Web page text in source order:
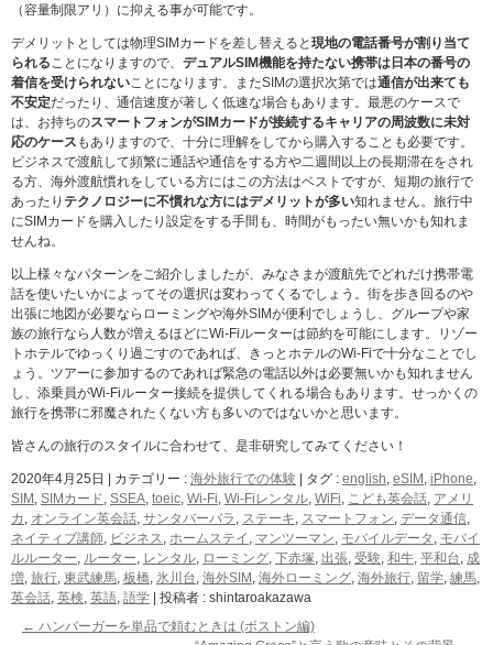
（容量制限アリ）に抑える事が可能です。
デメリットとしては物理SIMカードを差し替えると 現地の電話番号が割り当て
られる ことになりますので、 デュアルSIM機能を持たない携帯は日本の番号の
着信を受けられない ことになります。またSIMの選択次第では通信が出来ても
不安定だったり、通信速度が著しく低速な場合もあります。最悪のケースで
は、お持ちのスマートフォンがSIMカードが接続するキャリアの周波数に未対
応のケース もありますので、十分に理解をしてから購入することも必要です。
ビジネスで渡航して頻繁に通話や通信をする方や二週間以上の長期滞在をされ
る方、海外渡航慣れをしている方にはこの方法はベストですが、短期の旅行で
あったり テクノロジーに不慣れな方にはデメリットが多い知れません。旅行中
にSIMカードを購入したり設定をする手間も、時間がもったい無いかも知れま
せんね。
以上様々なパターンをご紹介しましたが、みなさまが渡航先でどれだけ携帯電
話を使いたいかによってその選択は変わってくるでしょう。街を歩き回るのや
出張に地図が必要ならローミングや海外SIMが便利でしょうし、グループや家
族の旅行なら人数が増えるほどにWi-Fiルーターは節約を可能にします。リゾー
トホテルでゆっくり過ごすのであれば、きっとホテルのWi-Fiで十分なことでし
ょう。ツアーに参加するのであれば緊急の電話以外は必要無いかも知れません
し、添乗員がWi-Fiルーター接続を提供してくれる場合もあります。せっかくの
旅行を携帯に邪魔されたくない方も多いのではないかと思います。
皆さんの旅行のスタイルに合わせて、是非研究してみてください！
2020年4月25日 | カテゴリー : 海外旅行での体験 | タグ : english eSIM iPhone
SIM SIMカード SSEA toeic Wi-Fi Wi-Fiレンタル WiFi こども英会話 アメリ
カ
オンライン英会話 サンタバーバラ ステーキ スマートフォン データ通信
ネイティブ講師 ビジネス ホームステイ マンツーマン モバイルデータ
モバイ
ルルーター
ルーター レンタル ローミング 下赤塚 出張 受験 和牛 平和台 成
増 旅行 東武練馬 板橋 氷川台 海外SIM 海外ローミング 海外旅行 留学 練馬
英会話 英検 英語 語学 | 投稿者 : shintaroakazawa
← ハンバーガーを単品で頼むときは (ボストン編)